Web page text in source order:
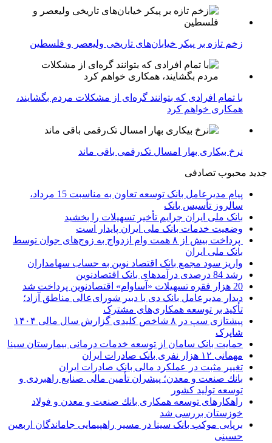
زخم تازه بر پیکر خیابان‌های تاریخی ولیعصر و فلسطین
با تمام افرادی که بتوانند گره‌ای از مشکلات مردم بگشایند،
همکاری خواهم کرد
نرخ بیکاری بهار امسال تک‌رقمی باقی ماند
جدید محبوب تصادفی
پیام مدیرعامل بانک توسعه تعاون به مناسبت 15 مرداد،
سالروز تأسیس بانک
بانک ملی ایران جرایم تأخیر تسهیلات را بخشید
وضعیت خدمات بانک ملی ایران پایدار است
پرداخت بیش از ۸ همت وام ازدواج به زوج‌های جوان توسط
بانک ملی ایران
واریز سود مجمع بانک اقتصاد نوین به حساب سهامداران
رشد 84 درصدی درآمدهای بانک اقتصادنوین
20 هزار فقره تسهیلات «آساوام» اقتصادنوین پرداخت شد
دیدار مدیرعامل بانک دی با دبیر شورای‌عالی مناطق آزاد؛
تأکید بر توسعه همکاری‌های مشترک
پیشتازی سپ در ۸ شاخص کلیدی گزارش سال مالی ۱۴۰۴
شاپرک
حمایت بانک سامان از توسعه خدمات درمانی بیمارستان سینا
مهمانی ۱۲ هزار نفری بانک صادرات ایران
تغییر مثبت در عملکرد مالی بانک صادرات ایران
بانك صنعت و معدن؛ پیشران تأمین مالی صنایع راهبردی و
توسعه تولید كشور
راهكارهای توسعه همكاری بانك صنعت و معدن و فولاد
خوزستان بررسی شد
برپایی موکب بانک سینا در مسیر راهپیمایی جاماندگان اربعین
حسینی